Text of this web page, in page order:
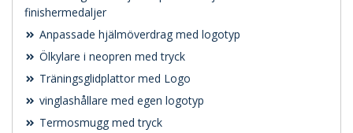
finishermedaljer
Anpassade hjälmöverdrag med logotyp
Ölkylare i neopren med tryck
Träningsglidplattor med Logo
vinglashållare med egen logotyp
Termosmugg med tryck